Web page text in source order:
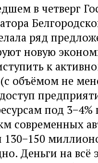
в четверг
ряд
новую
к
(с объёмом не
под 3−4%
современных
130−150
Деньги на всё